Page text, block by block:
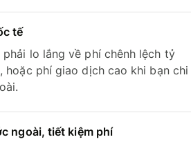
tế
lo lắng về phí chênh lệch tỷ
hoặc phí giao dịch cao khi bạn chi
ngoài, tiết kiệm phí